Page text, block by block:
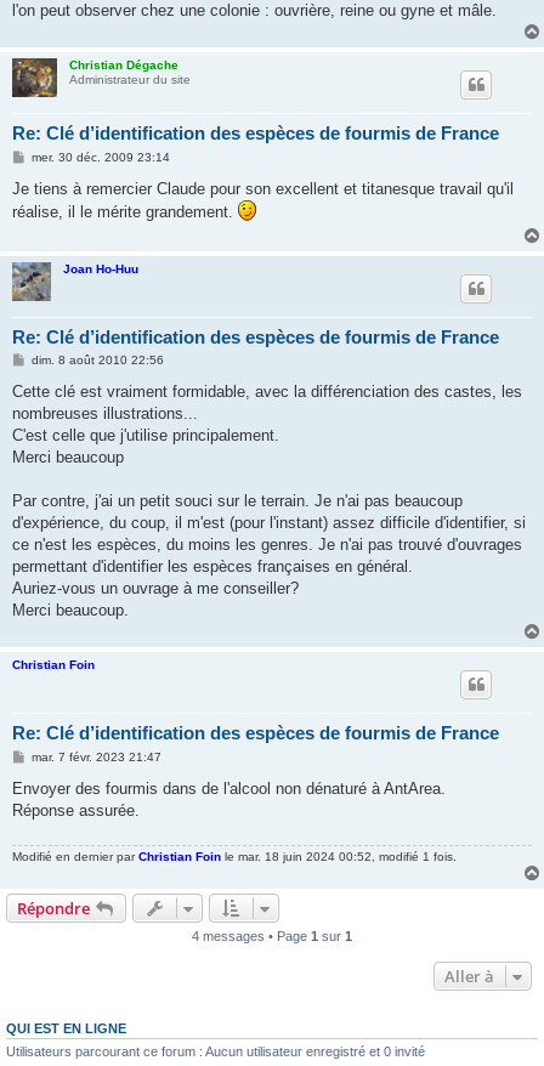
l'on peut observer chez une colonie : ouvrière, reine ou gyne et mâle.
Christian Dégache
Administrateur du site
Re: Clé d’identification des espèces de fourmis de France
M
s
a
mer. 30 déc. 2009 23:14
Je tiens à remercier Claude pour son excellent et titanesque travail qu'il
réalise, il le mérite grandement.
Joan Ho-Huu
Re: Clé d’identification des espèces de fourmis de France
M
s
a
g
dim. 8 août 2010 22:56
Cette clé est vraiment formidable, avec la différenciation des castes, les
nombreuses illustrations...
C'est celle que j'utilise principalement.
Merci beaucoup
Par contre, j'ai un petit souci sur le terrain. Je n'ai pas beaucoup
d'expérience, du coup, il m'est (pour l'instant) assez difficile d'identifier, si
ce n'est les espèces, du moins les genres. Je n'ai pas trouvé d'ouvrages
permettant d'identifier les espèces françaises en général.
Auriez-vous un ouvrage à me conseiller?
Merci beaucoup.
Christian Foin
Re: Clé d’identification des espèces de fourmis de France
M
s
a
e
mar. 7 févr. 2023 21:47
Envoyer des fourmis dans de l'alcool non dénaturé à AntArea.
Réponse assurée.
Modifié en dernier parChristian Foin le mar. 18 juin 2024 00:52, modifié 1 fois.
Répondre
4 messages • Page 1 sur 1
Aller à
QUI EST EN LIGNE
Utilisateurs parcourant ce forum : Aucun utilisateur enregistré et 0 invité